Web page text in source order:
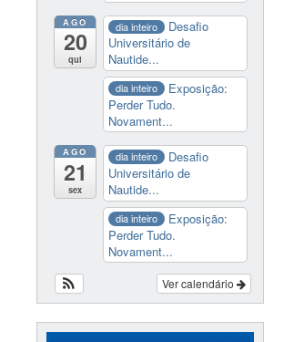
AGO
20
qui
dia inteiro
Desafio
Universitário de
Nautide...
dia inteiro
Exposição:
Perder Tudo.
Novament...
AGO
21
sex
dia inteiro
Desafio
Universitário de
Nautide...
dia inteiro
Exposição:
Perder Tudo.
Novament...
Ver calendário